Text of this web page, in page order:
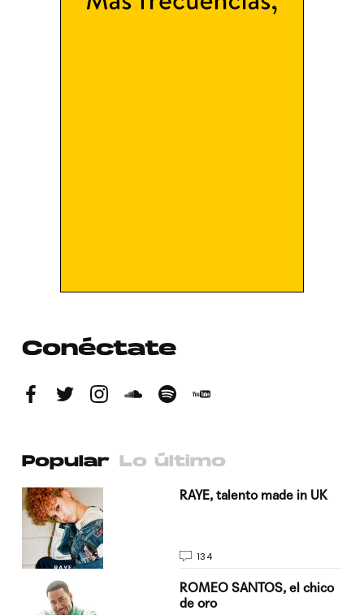
Conéctate
Popular Lo último
RAYE, talento made in UK
134
ROMEO SANTOS, el chico
de oro